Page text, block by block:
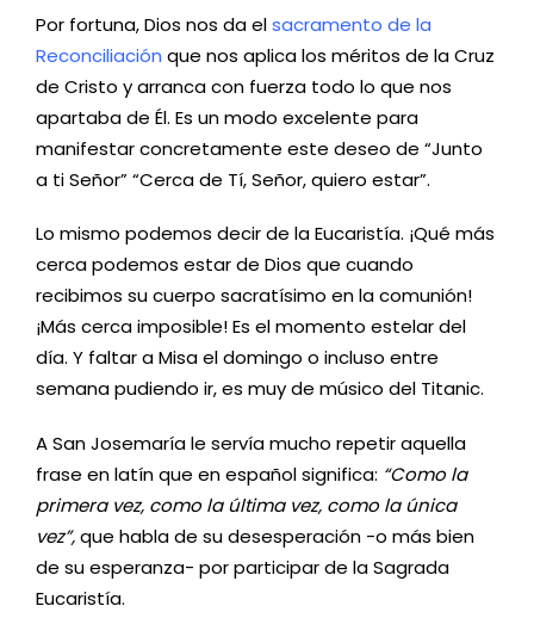
Por fortuna, Dios nos da elsacramento de la
Reconciliación que nos aplica los méritos de la Cruz
de Cristo y arranca con fuerza todo lo que nos
apartaba de Él. Es un modo excelente para
manifestar concretamente este deseo de “Junto
a ti Señor” “Cerca de Tí, Señor, quiero estar”.
Lo mismo podemos decir de la Eucaristía. ¡Qué más
cerca podemos estar de Dios que cuando
recibimos su cuerpo sacratísimo en la comunión!
¡Más cerca imposible! Es el momento estelar del
día. Y faltar a Misa el domingo o incluso entre
semana pudiendo ir, es muy de músico del Titanic.
A San Josemaría le servía mucho repetir aquella
frase en latín que en español significa: “Como la
primera vez, como la última vez, como la única
vez”,que habla de su desesperación -o más bien
de su esperanza- por participar de la Sagrada
Eucaristía.